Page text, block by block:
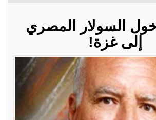
السولار المصري
إلى غزة!